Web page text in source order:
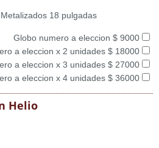
18 pulgadas
Globo numero a eleccion $ 9000
a eleccion x 2 unidades $ 18000
a eleccion x 3 unidades $ 27000
a eleccion x 4 unidades $ 36000
Helio